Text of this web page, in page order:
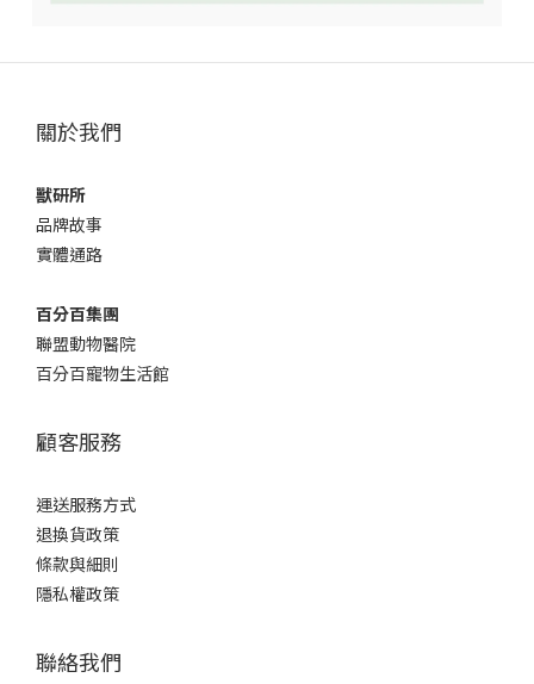
關於我們
獸研所
品牌故事
實體通路
百分百集團
聯盟動物醫院
百分百寵物生活館
顧客服務
運送服務方式
退換貨政策
條款與細則
隱私權政策
聯絡我們